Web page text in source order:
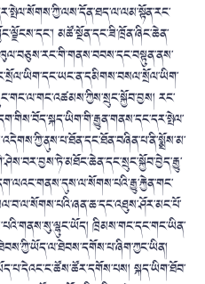
མཚོ་སྔོན་དང་ཟི་ཁྲོན་ཞིང་ཆེན་
རང་
ཁྲིམས་གང་དང་གང་ཡིན་
སྐད་ཡིག་ཐོབ་